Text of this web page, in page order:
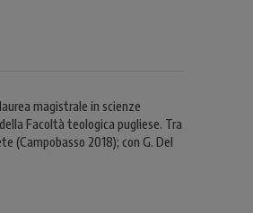
magistrale in scienze
Facoltà teologica pugliese. Tra
(Campobasso 2018); con G. Del